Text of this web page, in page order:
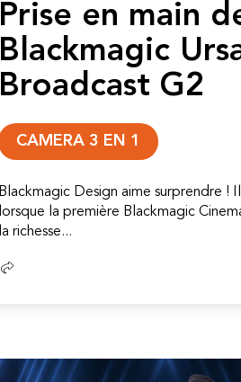
Prise en main
Blackmagic
Broadcast G2
CAMERA 3 EN 1
Blackmagic Design aime surprendre !
lorsque la première Blackmagic
la richesse...
Lire